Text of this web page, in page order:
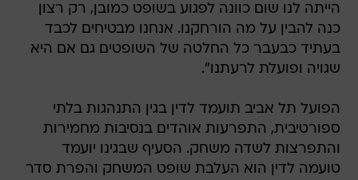
הייתה לנו שום כוונה לפגוע בשופט כמובן, רק רצון
כנה להבין על מה הורחקנו. אנחנו מבטיחים לכבד
בעתיד כבעבר כל החלטה של השופטים גם אם היא
שגויה ופועלת לרעתנו".
הפועל תל אביב תועמד לדין בגין התנהגות בלתי
ספורטיבית, התפרעות אוהדים בנסיבות מחמירות
והתפרצות לשדה משחק. הסעיף שבגינו יועמד
טועמה לדין הוא העלבת שופט המשחק והפרת סדר